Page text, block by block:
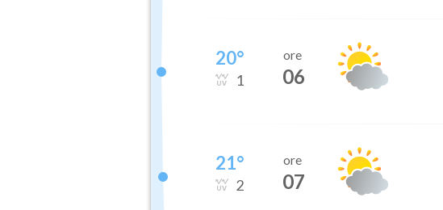
20°
1
ore
06
21°
2
ore
07